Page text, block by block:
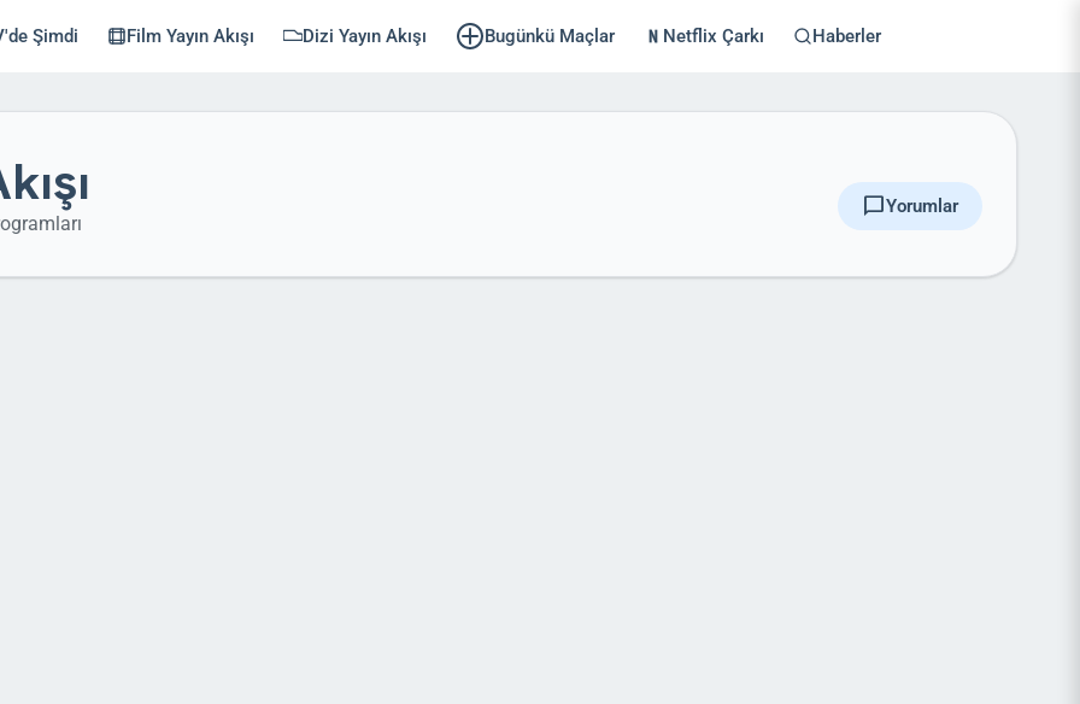
Şimdi Film Yayın Akışı Dizi Yayın Akışı Bugünkü Maçlar Netflix Çarkı Haberler
chat_bubbleYorumlar